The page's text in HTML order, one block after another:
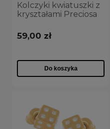
Kolczyki kwiatuszki z
kryształami Preciosa
59,00 zł
Do koszyka